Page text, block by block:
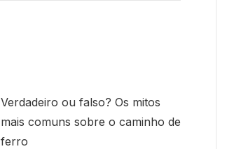
Verdadeiro ou falso? Os mitos
mais comuns sobre o caminho de
ferro